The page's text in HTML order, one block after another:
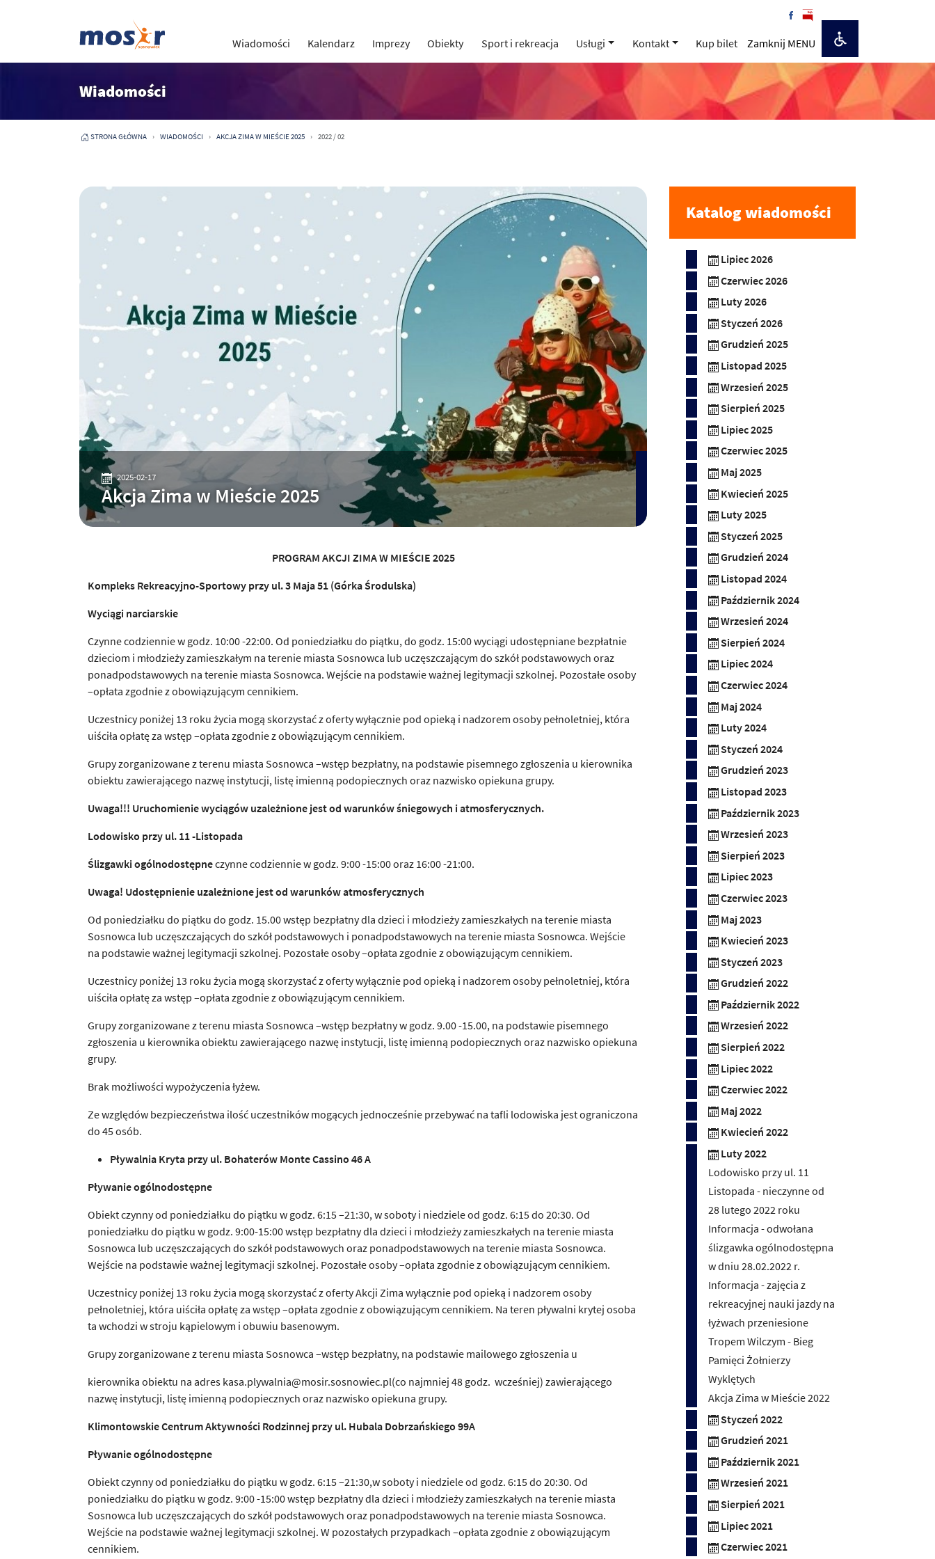
Wiadomości Kalendarz Imprezy Obiekty Sport i rekreacja Usługi Kontakt Kup bilet Zamknij MENU
Wiadomości
STRONA GŁÓWNA WIADOMOŚCI AKCJA ZIMA W MIEŚCIE 2025 2022 / 02
2025-02-17
Akcja Zima w Mieście 2025
PROGRAM AKCJI ZIMA W MIEŚCIE 2025
Kompleks Rekreacyjno-Sportowy przy ul. 3 Maja 51 (GórkaŚrodulska)
Wyciągi narciarskie
Czynne codziennie w godz. 10:00 -22:00. Od poniedziałku do piątku, do godz. 15:00 wyciągi udostępniane bezpłatnie
dzieciom i młodzieży zamieszkałym na terenie miasta Sosnowca lub uczęszczającym do szkół podstawowych oraz
ponadpodstawowych na terenie miasta Sosnowca. Wejście na podstawie ważnej legitymacji szkolnej. Pozostałe osoby
–opłata zgodnie z obowiązującym cennikiem.
Uczestnicy poniżej 13 roku życia mogą skorzystać z oferty wyłącznie pod opieką i nadzorem osoby pełnoletniej, która
uiściła opłatę za wstęp –opłata zgodnie z obowiązującym cennikiem.
Grupy zorganizowane z terenu miasta Sosnowca –wstęp bezpłatny, na podstawie pisemnego zgłoszenia u kierownika
obiektu zawierającego nazwę instytucji, listę imienną podopiecznych oraz nazwisko opiekuna grupy.
Uwaga!!! Uruchomienie wyciągów uzależnione jest od warunkówśniegowych i atmosferycznych.
Lodowisko przy ul. 11 -Listopada
Ślizgawki ogólnodostępneczynne codziennie w godz. 9:00 -15:00 oraz 16:00 -21:00.
Uwaga! Udostępnienie uzależnione jest od warunków atmosferycznych
Od poniedziałku do piątku do godz. 15.00 wstęp bezpłatny dla dzieci i młodzieży zamieszkałych na terenie miasta
Sosnowca lub uczęszczających do szkół podstawowych i ponadpodstawowych na terenie miasta Sosnowca. Wejście
na podstawie ważnej legitymacji szkolnej. Pozostałe osoby –opłata zgodnie z obowiązującym cennikiem.
Uczestnicy poniżej 13 roku życia mogą skorzystać z oferty wyłącznie pod opieką i nadzorem osoby pełnoletniej, która
uiściła opłatę za wstęp –opłata zgodnie z obowiązującym cennikiem.
Grupy zorganizowane z terenu miasta Sosnowca –wstęp bezpłatny w godz. 9.00 -15.00, na podstawie pisemnego
zgłoszenia u kierownika obiektu zawierającego nazwę instytucji, listę imienną podopiecznych oraz nazwisko opiekuna
grupy.
Brak możliwości wypożyczenia łyżew.
Ze względów bezpieczeństwa ilość uczestników mogących jednocześnie przebywać na tafli lodowiska jest ograniczona
do 45 osób.
Pływalnia Kryta przy ul. Bohaterów Monte Cassino 46 A
Pływanie ogólnodostępne
Obiekt czynny od poniedziałku do piątku w godz. 6:15 –21:30, w soboty i niedziele od godz. 6:15 do 20:30. Od
poniedziałku do piątku w godz. 9:00-15:00 wstęp bezpłatny dla dzieci i młodzieży zamieszkałych na terenie miasta
Sosnowca lub uczęszczających do szkół podstawowych oraz ponadpodstawowych na terenie miasta Sosnowca.
Wejście na podstawie ważnej legitymacji szkolnej. Pozostałe osoby –opłata zgodnie z obowiązującym cennikiem.
Uczestnicy poniżej 13 roku życia mogą skorzystać z oferty Akcji Zima wyłącznie pod opieką i nadzorem osoby
pełnoletniej, która uiściła opłatę za wstęp –opłata zgodnie z obowiązującym cennikiem. Na teren pływalni krytej osoba
ta wchodzi w stroju kąpielowym i obuwiu basenowym.
Grupy zorganizowane z terenu miasta Sosnowca –wstęp bezpłatny, na podstawie mailowego zgłoszenia u
kierownika obiektu na adres kasa.plywalnia@mosir.sosnowiec.pl(co najmniej 48 godz. wcześniej) zawierającego
nazwę instytucji, listę imienną podopiecznych oraz nazwisko opiekuna grupy.
Klimontowskie Centrum Aktywności Rodzinnej przy ul. Hubala Dobrzańskiego 99A
Pływanie ogólnodostępne
Obiekt czynny od poniedziałku do piątku w godz. 6:15 –21:30,w soboty i niedziele od godz. 6:15 do 20:30. Od
poniedziałku do piątku w godz. 9:00 -15:00 wstęp bezpłatny dla dzieci i młodzieży zamieszkałych na terenie miasta
Sosnowca lub uczęszczających do szkół podstawowych oraz ponadpodstawowych na terenie miasta Sosnowca.
Wejście na podstawie ważnej legitymacji szkolnej. W pozostałych przypadkach –opłata zgodnie z obowiązującym
cennikiem.
Katalog wiadomości
Lipiec 2026
Czerwiec 2026
Luty 2026
Styczeń 2026
Grudzień 2025
Listopad 2025
Wrzesień 2025
Sierpień 2025
Lipiec 2025
Czerwiec 2025
Maj 2025
Kwiecień 2025
Luty 2025
Styczeń 2025
Grudzień 2024
Listopad 2024
Październik 2024
Wrzesień 2024
Sierpień 2024
Lipiec 2024
Czerwiec 2024
Maj 2024
Luty 2024
Styczeń 2024
Grudzień 2023
Listopad 2023
Październik 2023
Wrzesień 2023
Sierpień 2023
Lipiec 2023
Czerwiec 2023
Maj 2023
Kwiecień 2023
Styczeń 2023
Grudzień 2022
Październik 2022
Wrzesień 2022
Sierpień 2022
Lipiec 2022
Czerwiec 2022
Maj 2022
Kwiecień 2022
Luty 2022
Lodowisko przy ul. 11
Listopada - nieczynne od
28 lutego 2022 roku
Informacja - odwołana
ślizgawka ogólnodostępna
w dniu 28.02.2022 r.
Informacja - zajęcia z
rekreacyjnej nauki jazdy na
łyżwach przeniesione
Tropem Wilczym - Bieg
Pamięci Żołnierzy
Wyklętych
Akcja Zima w Mieście 2022
Styczeń 2022
Grudzień 2021
Październik 2021
Wrzesień 2021
Sierpień 2021
Lipiec 2021
Czerwiec 2021